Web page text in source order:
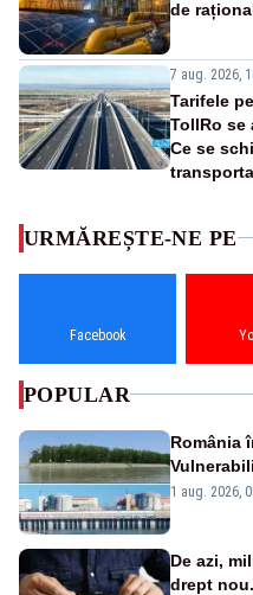
de
7 aug. 2026,
Tarifele
TollRo se
Ce se
URMĂREȘTE-NE PE
Facebook
POPULAR
România
în pericol
1 aug. 2026,
De azi,
drept